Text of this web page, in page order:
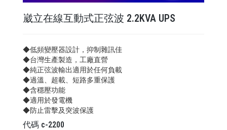
崴立在線互動式正弦波 2.2KVA UPS
◆低頻變壓器設計，抑制雜訊佳
◆台灣生產製造，工廠直營
◆純正弦波輸出適用於任何負載
◆過溫、超載、短路多重保護
◆含穩壓功能
◆適用於發電機
◆防止雷擊及突波保護
代碼 c-2200